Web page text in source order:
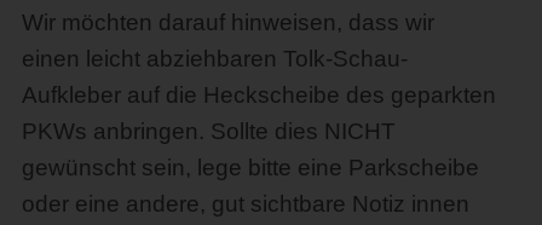
Wir möchten darauf hinweisen, dass wir
einen leicht abziehbaren Tolk-Schau-
Aufkleber auf die Heckscheibe des geparkten
PKWs anbringen. Sollte dies NICHT
gewünscht sein, lege bitte eine Parkscheibe
oder eine andere, gut sichtbare Notiz innen